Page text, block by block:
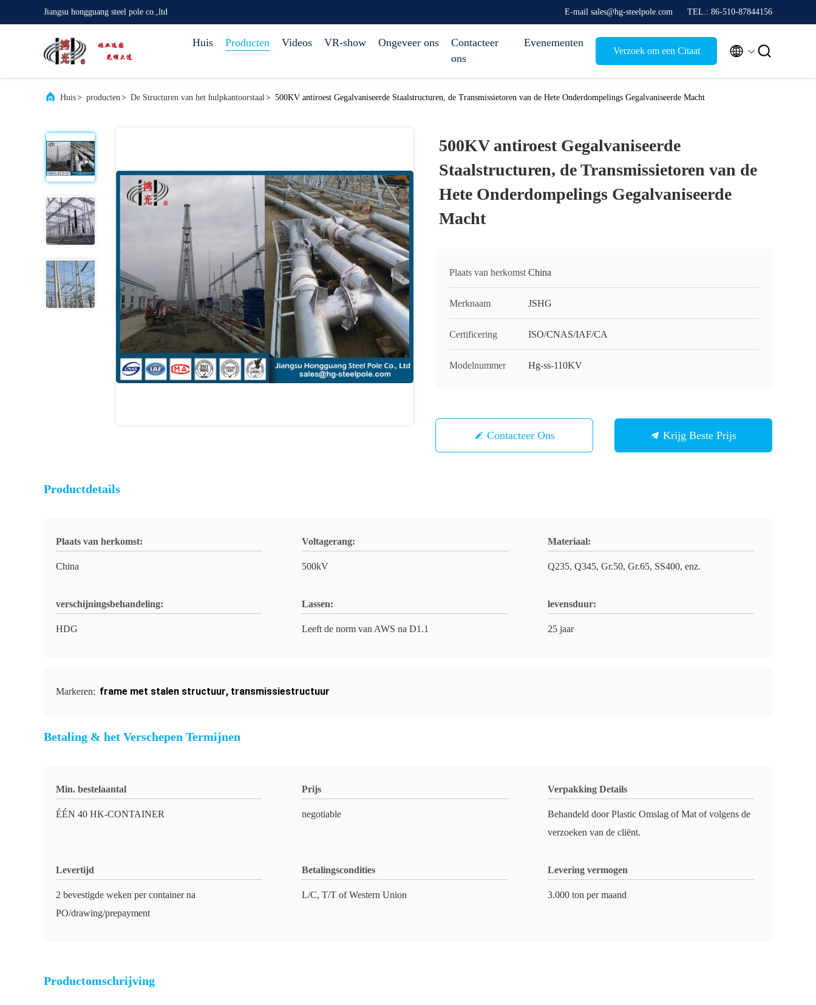
Jiangsu hongguang steel pole co.,ltd E-mail sales@hg-steelpole.com TEL.: 86-510-87844156
Huis Producten Videos VR-show Ongeveer ons
Contacteer
ons
Evenementen
Verzoek om een Citaat  
Huis> producten> De Structuren van het hulpkantoorstaal> 500KV antiroest Gegalvaniseerde Staalstructuren, de Transmissietoren van de Hete Onderdompelings Gegalvaniseerde Macht
500KV antiroest Gegalvaniseerde
Staalstructuren, de Transmissietoren van de
Hete Onderdompelings Gegalvaniseerde
Macht
Plaats van herkomst China
Merknaam JSHG
Certificering ISO/CNAS/IAF/CA
Modelnummer Hg-ss-110KV
Contacteer Ons Krijg Beste Prijs
Productdetails
Plaats van herkomst:
China
Voltagerang:
500kV
Materiaal:
Q235, Q345, Gr.50, Gr.65, SS400, enz.
verschijningsbehandeling:
HDG
Lassen:
Leeft de norm van AWS na D1.1
levensduur:
25 jaar
Markeren: frame met stalen structuur, transmissiestructuur
Betaling & het Verschepen Termijnen
Min. bestelaantal
ÉÉN 40 HK-CONTAINER
Prijs
negotiable
Verpakking Details
Behandeld door Plastic Omslag of Mat of volgens de
verzoeken van de cliënt.
Levertijd
2 bevestigde weken per container na
PO/drawing/prepayment
Betalingscondities
L/C, T/T of Western Union
Levering vermogen
3.000 ton per maand
Productomschrijving